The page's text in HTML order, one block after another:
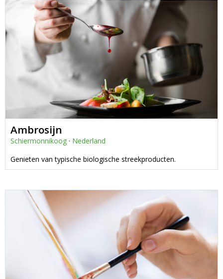
Ambrosijn
Schiermonnikoog · Nederland
Genieten van typische biologische streekproducten.